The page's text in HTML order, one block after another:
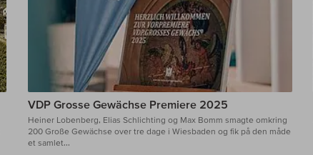
VDP Grosse Gewächse Premiere 2025
Heiner Lobenberg, Elias Schlichting og Max Bomm smagte omkring
200 Große Gewächse over tre dage i Wiesbaden og fik på den måde
et samlet...